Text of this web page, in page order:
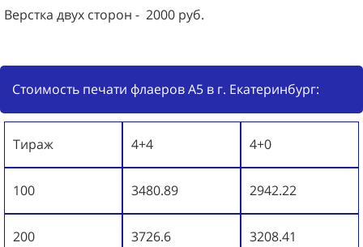
Верстка двух сторон - 2000 руб.
Стоимость печати флаеров А5 в г. Екатеринбург:
Тираж 4+4 4+0
100 3480.89 2942.22
200 3726.6 3208.41